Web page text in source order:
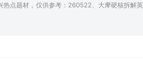
热点题材，仅供参考：260522、大摩硬核拆解英